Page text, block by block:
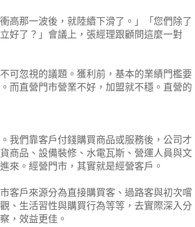
高那一波後，就陸續下滑了。」「您們除了
好了？」會議上，張經理跟顧問這麼一對
可忽視的議題。獲利前，基本的業績門檻要
而直營門市營業不好，加盟就不穩。直營的
我們靠客戶付錢購買商品或服務後，公司才
商品、設備裝修、水電瓦斯、營運人員與文
來。經營門市，其實就是經營客戶。
客戶來源分為直接購買客、過路客與初次嚐
、生活習性與購買行為等等，去實際深入分
，效益更佳。